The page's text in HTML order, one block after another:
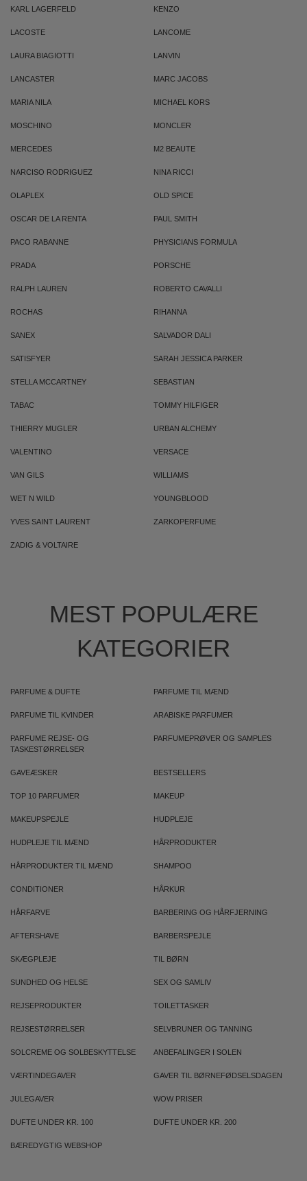
KARL LAGERFELD KENZO
LACOSTE LANCOME
LAURA BIAGIOTTI LANVIN
LANCASTER MARC JACOBS
MARIA NILA MICHAEL KORS
MOSCHINO MONCLER
MERCEDES M2 BEAUTE
NARCISO RODRIGUEZ NINA RICCI
OLAPLEX OLD SPICE
OSCAR DE LA RENTA PAUL SMITH
PACO RABANNE PHYSICIANS FORMULA
PRADA PORSCHE
RALPH LAUREN ROBERTO CAVALLI
ROCHAS RIHANNA
SANEX SALVADOR DALI
SATISFYER SARAH JESSICA PARKER
STELLA MCCARTNEY SEBASTIAN
TABAC TOMMY HILFIGER
THIERRY MUGLER URBAN ALCHEMY
VALENTINO VERSACE
VAN GILS WILLIAMS
WET N WILD YOUNGBLOOD
YVES SAINT LAURENT ZARKOPERFUME
ZADIG & VOLTAIRE
MEST POPULÆRE
KATEGORIER
PARFUME & DUFTE PARFUME TIL MÆND
PARFUME TIL KVINDER ARABISKE PARFUMER
PARFUME REJSE- OG
TASKESTØRRELSER
PARFUMEPRØVER OG SAMPLES
GAVEÆSKER BESTSELLERS
TOP 10 PARFUMER MAKEUP
MAKEUPSPEJLE HUDPLEJE
HUDPLEJE TIL MÆND HÅRPRODUKTER
HÅRPRODUKTER TIL MÆND SHAMPOO
CONDITIONER HÅRKUR
HÅRFARVE BARBERING OG HÅRFJERNING
AFTERSHAVE BARBERSPEJLE
SKÆGPLEJE TIL BØRN
SUNDHED OG HELSE SEX OG SAMLIV
REJSEPRODUKTER TOILETTASKER
REJSESTØRRELSER SELVBRUNER OG TANNING
SOLCREME OG SOLBESKYTTELSE ANBEFALINGER I SOLEN
VÆRTINDEGAVER GAVER TIL BØRNEFØDSELSDAGEN
JULEGAVER WOW PRISER
DUFTE UNDER KR. 100 DUFTE UNDER KR. 200
BÆREDYGTIG WEBSHOP